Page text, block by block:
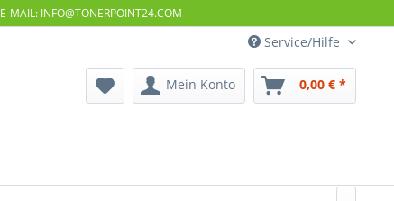
E-MAIL: INFO@TONERPOINT24.COM
Service/Hilfe
Mein Konto 0,00 € *